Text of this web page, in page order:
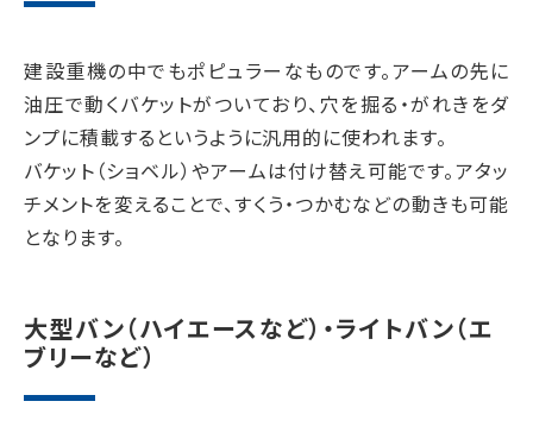
建設重機の中でもポピュラーなものです。アームの先に
油圧で動くバケットがついており、穴を掘る・がれきをダ
ンプに積載するというように汎用的に使われます。
バケット（ショベル）やアームは付け替え可能です。アタッ
チメントを変えることで、すくう・つかむなどの動きも可能
となります。
大型バン（ハイエースなど）・ライトバン（エ
ブリーなど）